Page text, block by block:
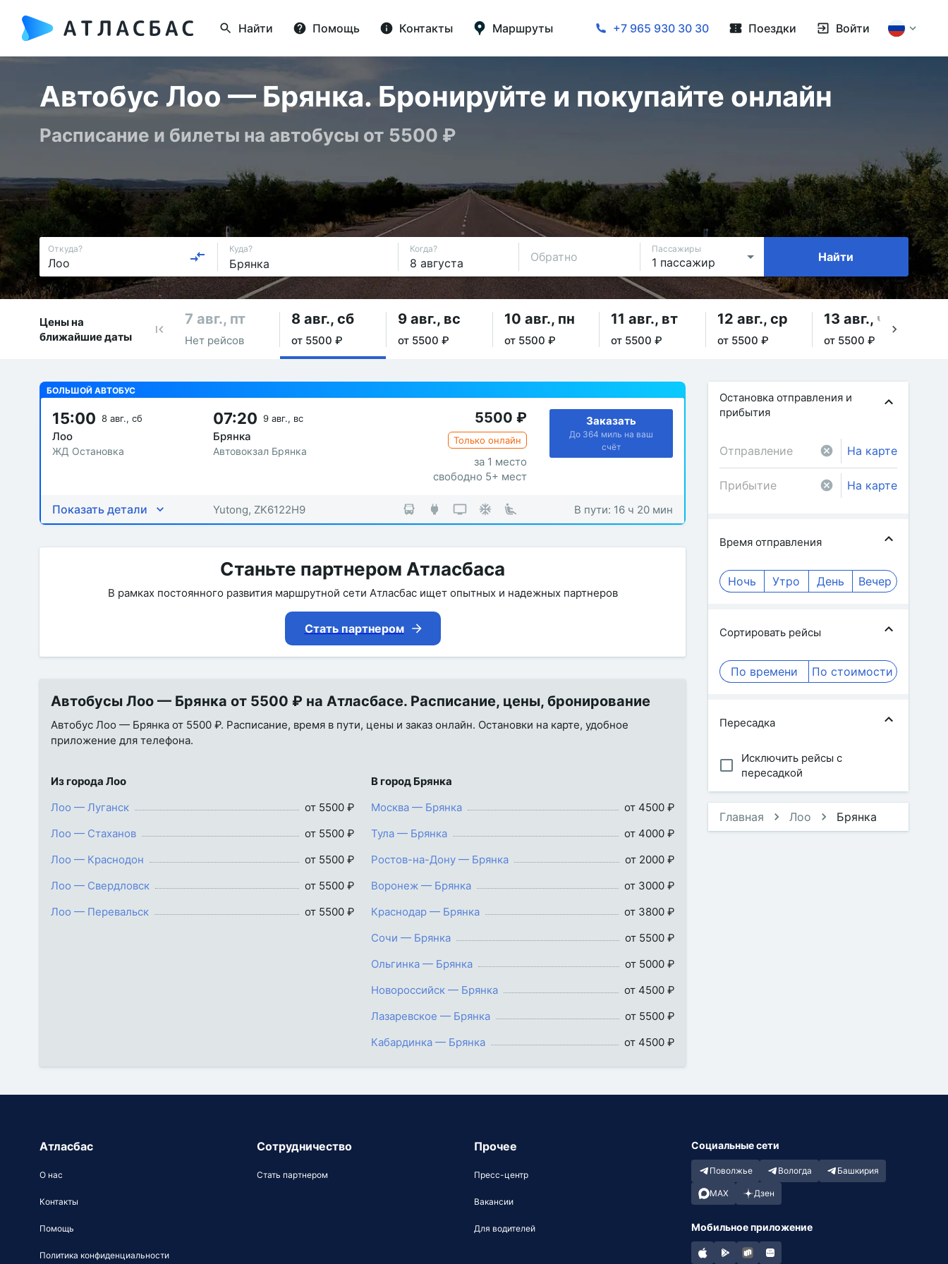
Найти Помощь Контакты Маршруты +7 965 930 30 30 Поездки Войти
Автобус Лоо — Брянка. Бронируйте и покупайте онлайн
Расписание и билеты на автобусы от 5500 ₽
Откуда? Куда? Когда?
Обратно
Пассажиры
Найти
Цены на
ближайшие даты
7 авг., пт
Нет рейсов
8 авг., сб
от 5500 ₽
9 авг., вс
от 5500 ₽
10 авг., пн
от 5500 ₽
11 авг., вт
от 5500 ₽
12 авг., ср
от 5500 ₽
13 авг., чт
от 5500 ₽
БОЛЬШОЙ АВТОБУС
15:00 8 авг., сб
Лоо
ЖД Остановка
07:20 9 авг., вс
Брянка
Автовокзал Брянка
5500 ₽
Только онлайн
за 1 место
свободно 5+ мест
Заказать
До 364 миль на ваш
счёт
Показать детали Yutong, ZK6122H9 В пути: 16 ч 20 мин
Станьте партнером Атласбаса
В рамках постоянного развития маршрутной сети Атласбас ищет опытных и надежных партнеров
Стать партнером
Автобусы Лоо — Брянка от 5500 ₽ на Атласбасе. Расписание, цены, бронирование
Автобус Лоо — Брянка от 5500 ₽. Расписание, время в пути, цены и заказ онлайн. Остановки на карте, удобное
приложение для телефона.
Из города Лоо
Лоо — Луганск
от 5500 ₽
Лоо — Стаханов
от 5500 ₽
Лоо — Краснодон
от 5500 ₽
Лоо — Свердловск
от 5500 ₽
Лоо — Перевальск
от 5500 ₽
В город Брянка
Москва — Брянка
от 4500 ₽
Тула — Брянка
от 4000 ₽
Ростов-на-Дону — Брянка
от 2000 ₽
Воронеж — Брянка
от 3000 ₽
Краснодар — Брянка
от 3800 ₽
Сочи — Брянка
от 5500 ₽
Ольгинка — Брянка
от 5000 ₽
Новороссийск — Брянка
от 4500 ₽
Лазаревское — Брянка
от 5500 ₽
Кабардинка — Брянка
от 4500 ₽
Остановка отправления и
прибытия
На карте
На карте
Время отправления
Ночь Утро День Вечер
Сортировать рейсы
По времени По стоимости
Пересадка
Исключить рейсы с
пересадкой
Главная Лоо Брянка
Атласбас
О нас
Контакты
Помощь
Политика конфиденциальности
Сотрудничество
Стать партнером
Прочее
Пресс-центр
Вакансии
Для водителей
Социальные сети
Поволжье Вологда Башкирия
MAX Дзен
Мобильное приложение